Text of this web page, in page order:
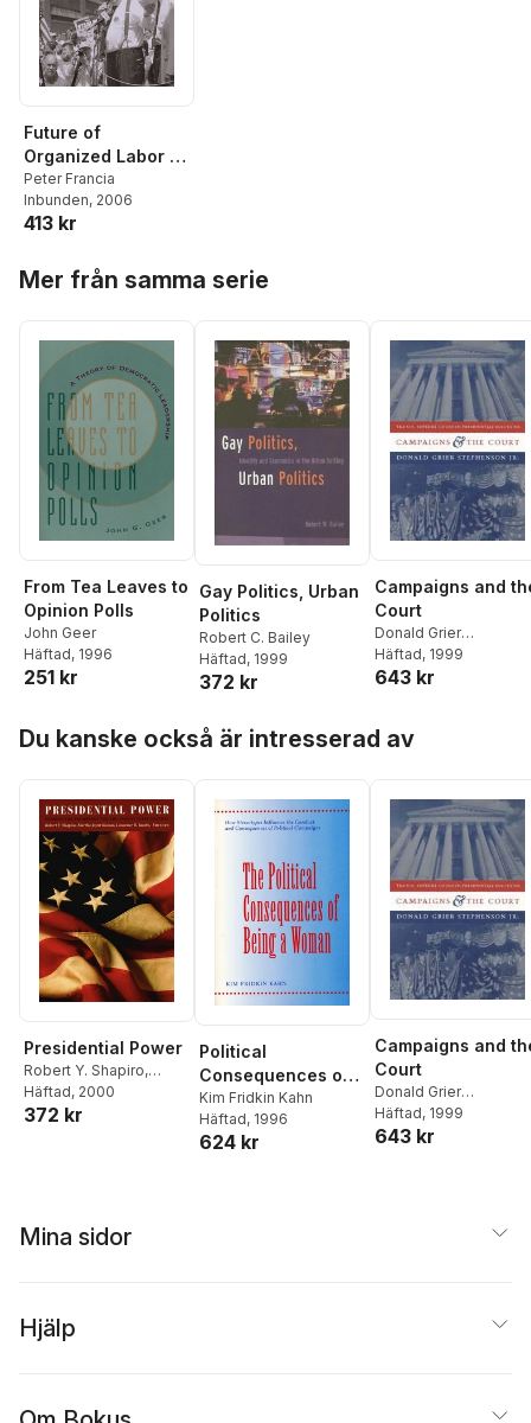
Future of
Organized Labor in
American Politics
Peter Francia
Inbunden, 2006
413 kr
Mer från samma serie
From Tea Leaves to
Opinion Polls
John Geer
Häftad, 1996
251 kr
Gay Politics, Urban
Politics
Robert C. Bailey
Häftad, 1999
372 kr
Campaigns and
Court
Donald Grier
Häftad, 1999
643 kr
Du kanske också är intresserad av
Presidential Power
Robert Y. Shapiro,
Martha Joynt Kumar
Lawrence R. Jacobs
Häftad, 2000
372 kr
Political
Consequences of
Being a Woman
Kim Fridkin Kahn
Häftad, 1996
624 kr
Campaigns and
Court
Donald Grier
Häftad, 1999
643 kr
Mina sidor
Hjälp